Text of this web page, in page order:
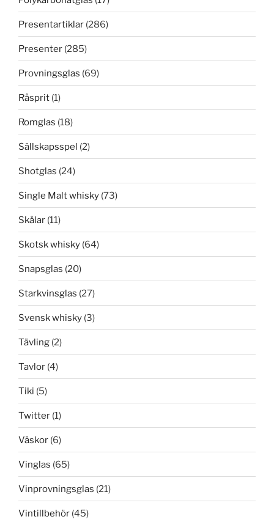
Presentartiklar (286)
Presenter (285)
Provningsglas (69)
Råsprit (1)
Romglas (18)
Sällskapsspel (2)
Shotglas (24)
Single Malt whisky (73)
Skålar (11)
Skotsk whisky (64)
Snapsglas (20)
Starkvinsglas (27)
Svensk whisky (3)
Tävling (2)
Tavlor (4)
Tiki (5)
Twitter (1)
Väskor (6)
Vinglas (65)
Vinprovningsglas (21)
Vintillbehör (45)